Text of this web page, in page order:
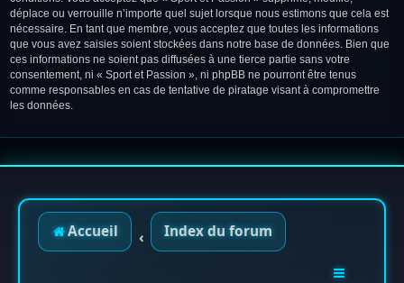
déplace ou verrouille n’importe quel sujet lorsque nous estimons que cela est
nécessaire. En tant que membre, vous acceptez que toutes les informations
que vous avez saisies soient stockées dans notre base de données. Bien que
ces informations ne soient pas diffusées à une tierce partie sans votre
consentement, ni « Sport et Passion », ni phpBB ne pourront être tenus
comme responsables en cas de tentative de piratage visant à compromettre
les données.
Accueil Index du forum